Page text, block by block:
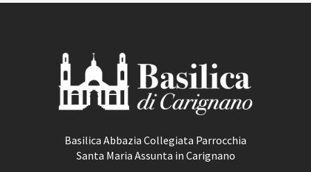
Basilica Abbazia Collegiata Parrocchia
Santa Maria Assunta in Carignano